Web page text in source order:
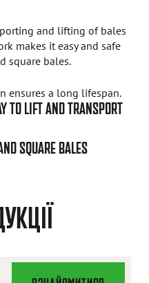
and lifting of bales
makes it easy and safe
square bales.
ensures a long lifespan.
TO LIFT AND TRANSPORT
SQUARE BALES